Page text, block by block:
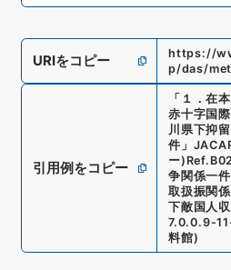
URIをコピー
https://
p/das/
引用例をコピー
「 １．在
赤十字国
川県下抑
件 」
ー) Ref.
争関係一
取扱振関
下敵国人
7.0.0.9-
料館)